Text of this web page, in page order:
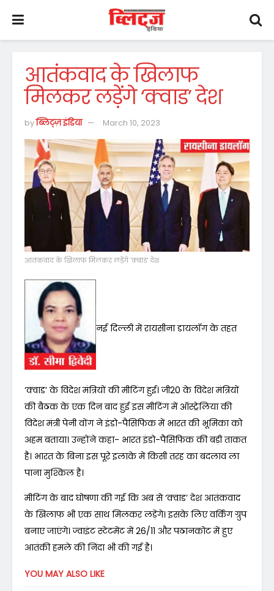
आतंकवाद के खिलाफ
मिलकर लड़ेंगे ‘क्वाड’ देश
byब्लिट्ज़ इंडिया March 10, 2023
आतंकवाद के खिलाफ मिलकर लड़ेंगे 'क्वाड' देश
नई दिल्ली में रायसीना डायलॉग के तहत
‘क्वाड’ के विदेश मंत्रियों की मीटिंग हुई। जी20 के विदेश मंत्रियों
की बैठक के एक दिन बाद हुई इस मीटिंग में ऑस्ट्रेलिया की
विदेश मंत्री पेनी वोंग ने इंडो-पैसिफिक में भारत की भूमिका को
अहम बताया। उन्होंने कहा- भारत इंडो-पैसिफिक की बड़ी ताकत
है। भारत के बिना इस पूरे इलाके में किसी तरह का बदलाव ला
पाना मुश्किल है।
मीटिंग के बाद घोषणा की गई कि अब से ‘क्वाड’ देश आतंकवाद
के खिलाफ भी एक साथ मिलकर लड़ेंगे। इसके लिए वर्किंग ग्रुप
बनाए जाएंगे। ज्वाइंट स्टेटमेंट में 26/11 और पठानकोट में हुए
आतंकी हमले की निंदा भी की गई है।
YOU MAY ALSO LIKE